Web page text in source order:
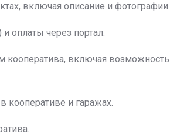
включая описание и фотографии.
оплаты через портал.
кооператива, включая возможность
кооперативе и гаражах.